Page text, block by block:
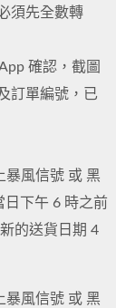
須先全數轉
確認，截圖
訂單編號，已
暴風信號 或 黑
日下午 6 時之前
的送貨日期 4
暴風信號 或 黑